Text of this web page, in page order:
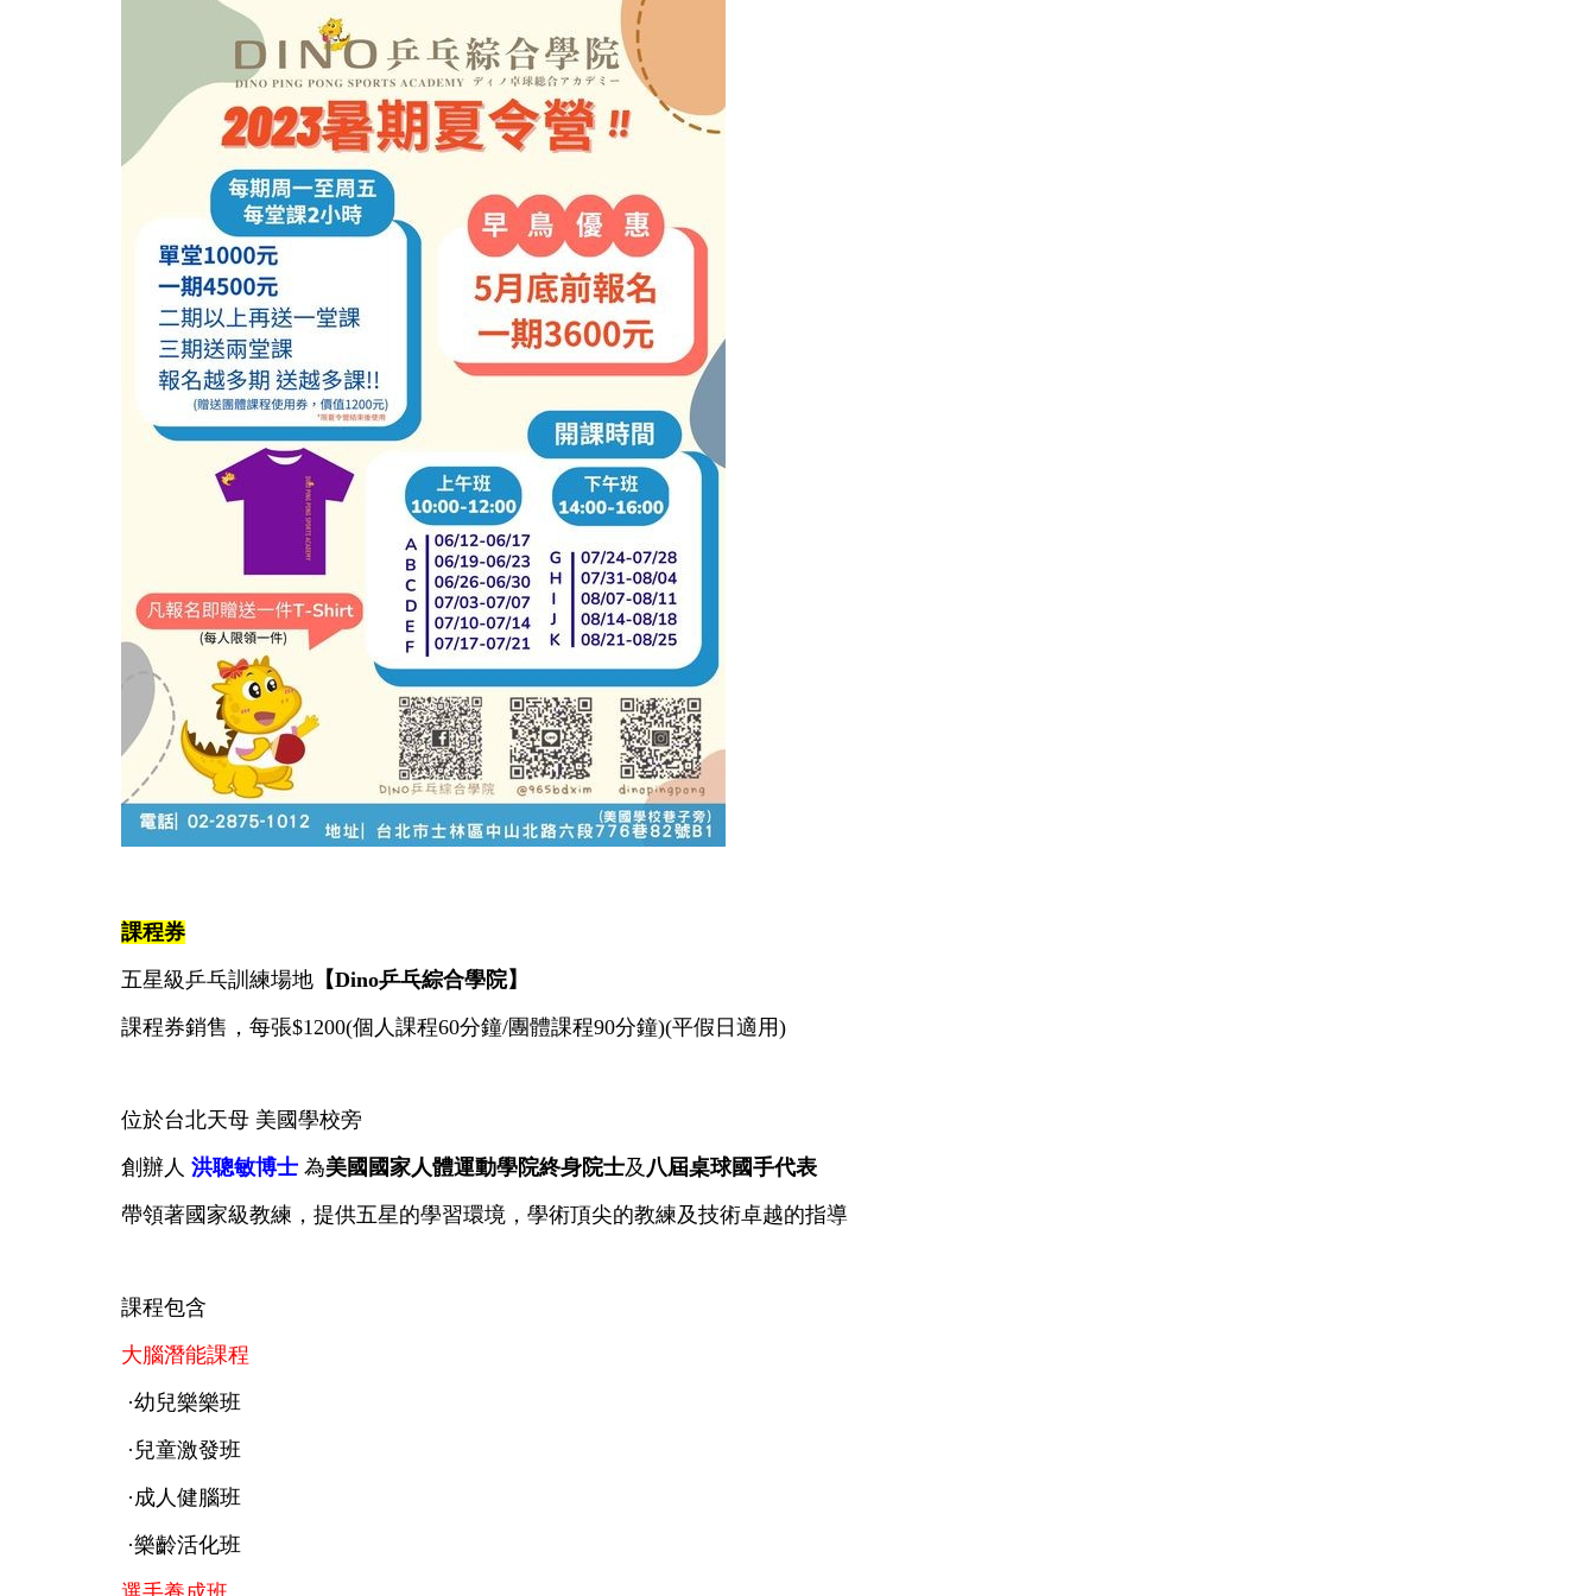
課程券
五星級乒乓訓練場地 【Dino乒乓綜合學院】
課程券銷售，每張$1200(個人課程60分鐘/團體課程90分鐘)(平假日適用)
位於台北天母 美國學校旁
創辦人 洪聰敏博士 為美國國家人體運動學院終身院士及 八屆桌球國手代表
帶領著國家級教練，提供五星的學習環境，學術頂尖的教練及技術卓越的指導
課程包含
大腦潛能課程
·幼兒樂樂班
·兒童激發班
·成人健腦班
·樂齡活化班